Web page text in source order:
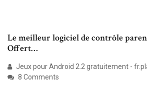
Le meilleur logiciel de contrôle
Offert…
Jeux pour Android 2.2 gratuitement -
8 Comments